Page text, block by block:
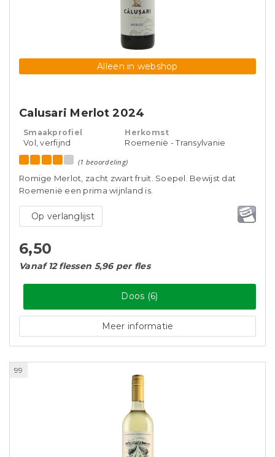
Alleen in webshop
Calusari Merlot 2024
Smaakprofiel
Vol, verfijnd
Herkomst
Roemenië - Transylvanie
(1 beoordeling)
Romige Merlot, zacht zwart fruit. Soepel. Bewijst dat
Roemenië een prima wijnland is.
Op verlanglijst
6,50
Vanaf 12 flessen 5,96 per fles
Doos (6)
Meer informatie
99